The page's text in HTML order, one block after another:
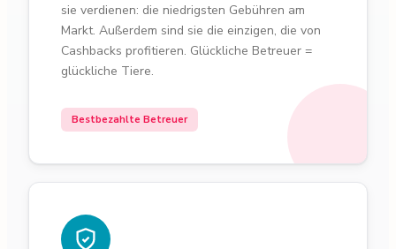
sie verdienen: die niedrigsten Gebühren am
Markt. Außerdem sind sie die einzigen, die von
Cashbacks profitieren. Glückliche Betreuer =
glückliche Tiere.
Bestbezahlte Betreuer